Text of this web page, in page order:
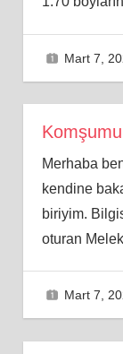
Mart 7,
Merhaba
kendine
biriyim.
oturan
Mart 7,